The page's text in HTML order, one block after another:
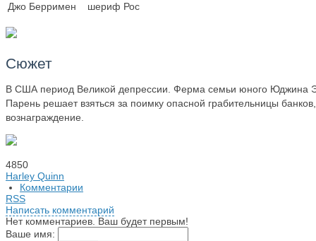
Джо Берримен шериф Рос
Сюжет
В США период Великой депрессии. Ферма семьи юного Юджина
Парень решает взяться за поимку опасной грабительницы
вознаграждение.
4850
Harley Quinn
Комментарии
RSS
Написать комментарий
Нет комментариев. Ваш будет первым!
Ваше имя: